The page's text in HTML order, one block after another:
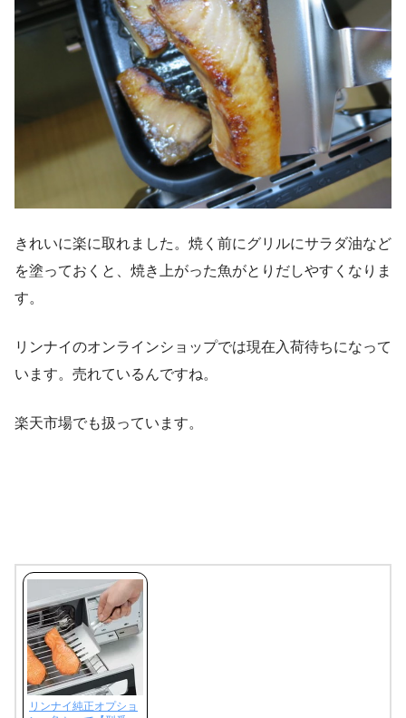
きれいに楽に取れました。焼く前にグリルにサラダ油など
を塗っておくと、焼き上がった魚がとりだしやすくなりま
す。
リンナイのオンラインショップでは現在入荷待ちになって
います。売れているんですね。
楽天市場でも扱っています。
リンナイ純正オプショ